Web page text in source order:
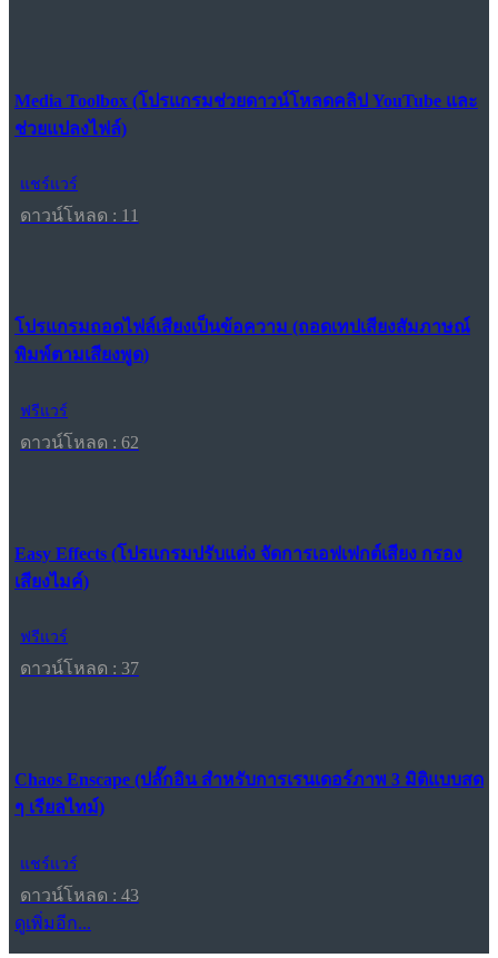
Media Toolbox (โปรแกรมช่วยดาวน์โหลดคลิป YouTube และ
ช่วยแปลงไฟล์)
แชร์แวร์
ดาวน์โหลด : 11
โปรแกรมถอดไฟล์เสียงเป็นข้อความ (ถอดเทปเสียงสัมภาษณ์
พิมพ์ตามเสียงพูด)
ฟรีแวร์
ดาวน์โหลด : 62
Easy Effects (โปรแกรมปรับแต่ง จัดการเอฟเฟกต์เสียง กรอง
เสียงไมค์)
ฟรีแวร์
ดาวน์โหลด : 37
Chaos Enscape (ปลั๊กอิน สำหรับการเรนเดอร์ภาพ 3 มิติแบบสด
ๆ เรียลไทม์)
แชร์แวร์
ดาวน์โหลด : 43
ดูเพิ่มอีก...